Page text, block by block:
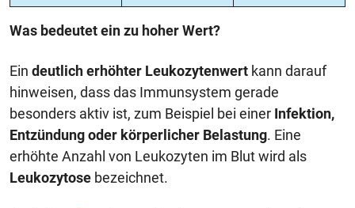
Was bedeutet ein zu hoher Wert?
Ein deutlich erhöhter Leukozytenwert kann darauf
hinweisen, dass das Immunsystem gerade
besonders aktiv ist, zum Beispiel bei einer Infektion,
Entzündung oder körperlicher Belastung. Eine
erhöhte Anzahl von Leukozyten im Blut wird als
Leukozytose bezeichnet.